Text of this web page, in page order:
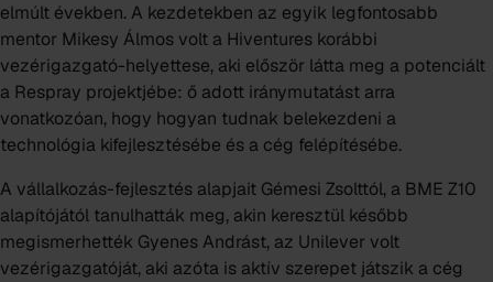
elmúlt években. A kezdetekben az egyik legfontosabb
mentor Mikesy Álmos volt a Hiventures korábbi
vezérigazgató-helyettese, aki először látta meg a potenciált
a Respray projektjébe: ő adott iránymutatást arra
vonatkozóan, hogy hogyan tudnak belekezdeni a
technológia kifejlesztésébe és a cég felépítésébe.
A vállalkozás-fejlesztés alapjait Gémesi Zsolttól, a BME Z10
alapítójától tanulhatták meg, akin keresztül később
megismerhették Gyenes Andrást, az Unilever volt
vezérigazgatóját, aki azóta is aktív szerepet játszik a cég